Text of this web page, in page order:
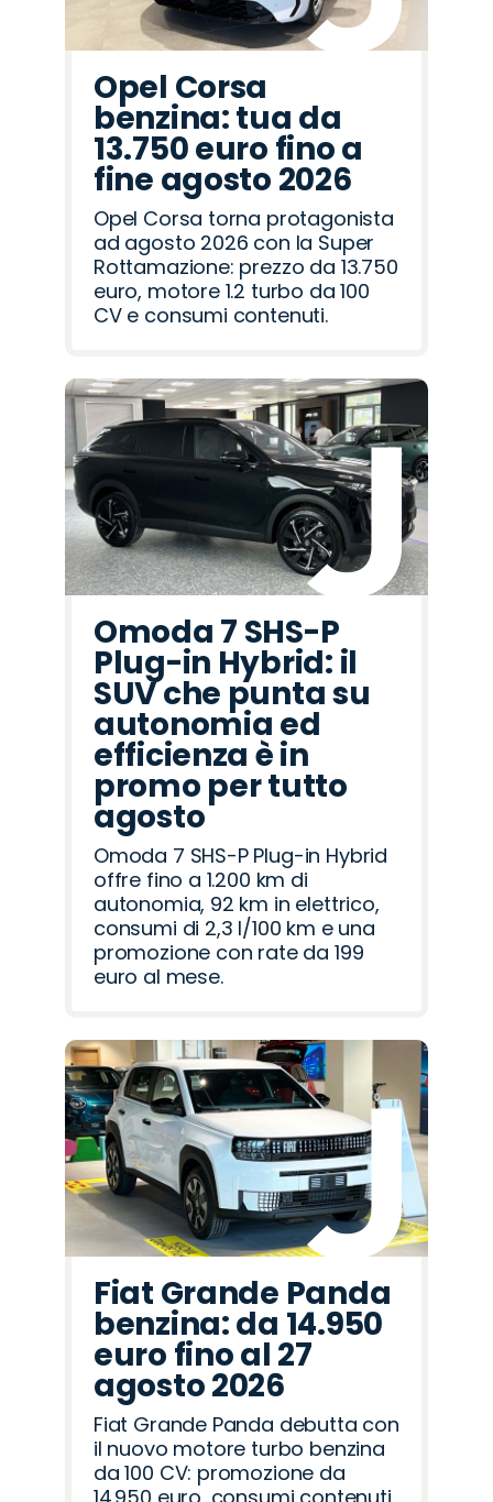
Opel Corsa
benzina: tua da
13.750 euro fino a
fine agosto 2026
Opel Corsa torna protagonista
ad agosto 2026 con la Super
Rottamazione: prezzo da 13.750
euro, motore 1.2 turbo da 100
CV e consumi contenuti.
Omoda 7 SHS-P
Plug-in Hybrid: il
SUV che punta su
autonomia ed
efficienza è in
promo per tutto
agosto
Omoda 7 SHS-P Plug-in Hybrid
offre fino a 1.200 km di
autonomia, 92 km in elettrico,
consumi di 2,3 l/100 km e una
promozione con rate da 199
euro al mese.
Fiat Grande Panda
benzina: da 14.950
euro fino al 27
agosto 2026
Fiat Grande Panda debutta con
il nuovo motore turbo benzina
da 100 CV: promozione da